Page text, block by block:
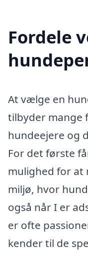
Fordele
At vælge en
tilbyder mange
hundeejere og
For det første
mulighed for at
miljø, hvor
også når I er
er ofte
kender til de